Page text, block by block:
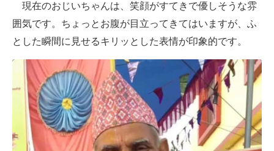
現在のおじいちゃんは、笑顔がすてきで優しそうな雰
囲気です。ちょっとお腹が目立ってきてはいますが、ふ
とした瞬間に見せるキリッとした表情が印象的です。